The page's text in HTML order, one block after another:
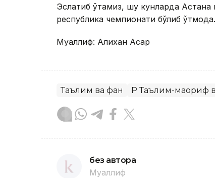
Эслатиб ўтамиз, шу кунларда Астана
республика чемпионати бўлиб ўтмоқда.
Муаллиф: Алихан Асқар
Таълим ва фан ҚР Таълим-маориф
без автора
Муаллиф